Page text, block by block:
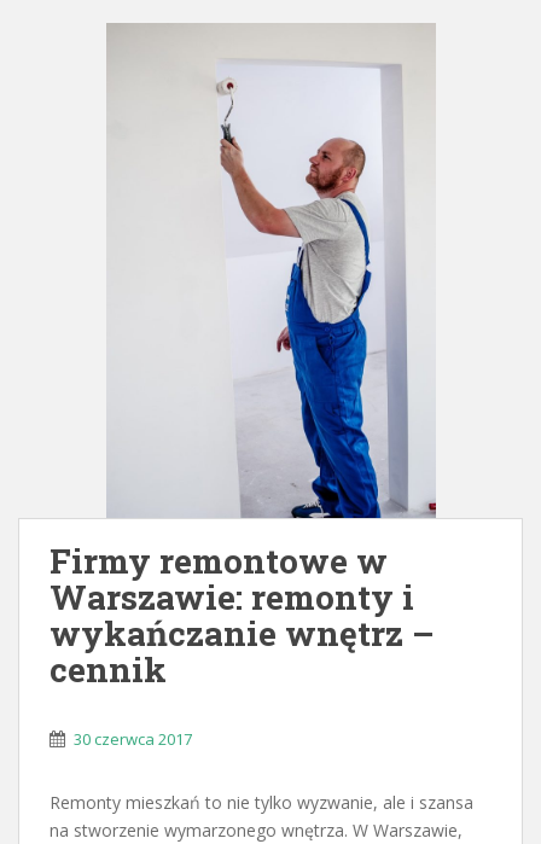
Firmy remontowe w
Warszawie: remonty i
wykańczanie wnętrz –
cennik
30 czerwca 2017
Remonty mieszkań to nie tylko wyzwanie, ale i szansa
na stworzenie wymarzonego wnętrza. W Warszawie,